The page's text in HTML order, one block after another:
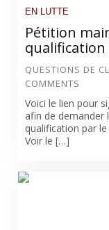
EN LUTTE
Pétition
qualification
QUESTIONS DE
COMMENTS
Voici le lien pour
afin de demander
qualification par
Voir le […]